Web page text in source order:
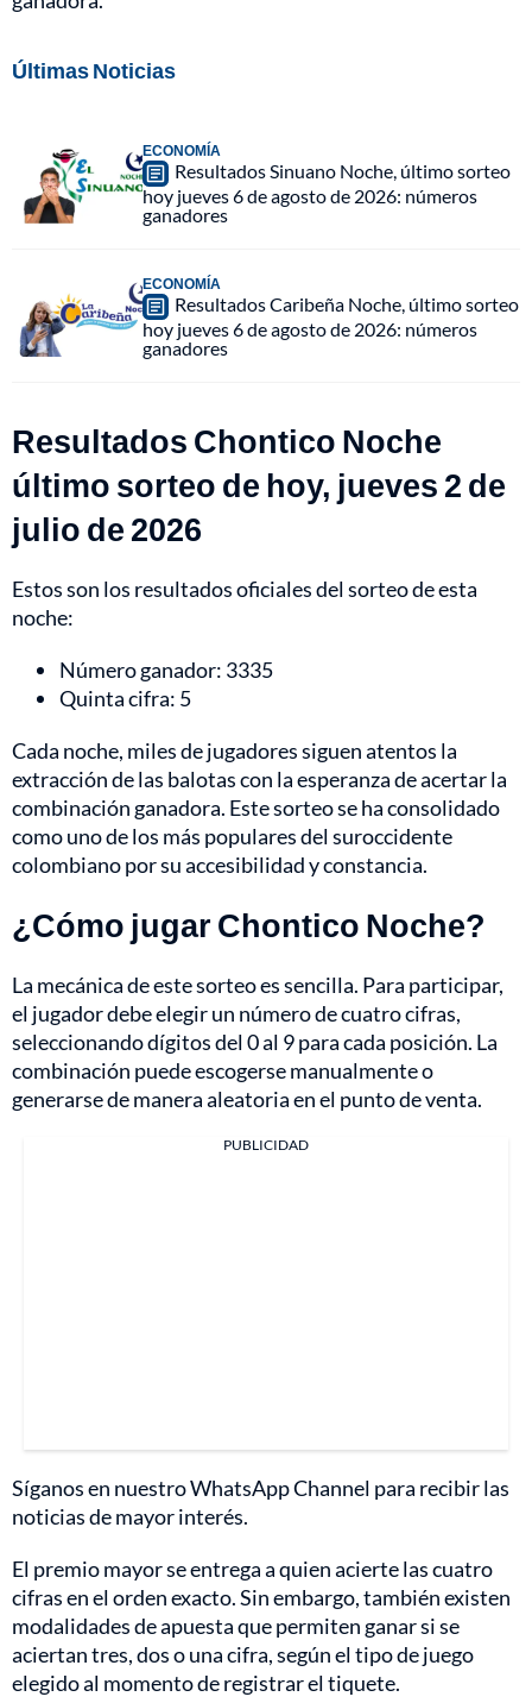
Últimas Noticias
ECONOMÍA
Resultados Sinuano Noche, último sorteo
hoy jueves 6 de agosto de 2026: números
ganadores
ECONOMÍA
Resultados Caribeña Noche, último sorteo
hoy jueves 6 de agosto de 2026: números
ganadores
Resultados Chontico Noche
último sorteo de hoy, jueves 2 de
julio de 2026
Estos son los resultados oficiales del sorteo de esta
noche:
Número ganador: 3335
Quinta cifra: 5
Cada noche, miles de jugadores siguen atentos la
extracción de las balotas con la esperanza de acertar la
combinación ganadora. Este sorteo se ha consolidado
como uno de los más populares del suroccidente
colombiano por su accesibilidad y constancia.
¿Cómo jugar Chontico Noche?
La mecánica de este sorteo es sencilla. Para participar,
el jugador debe elegir un número de cuatro cifras,
seleccionando dígitos del 0 al 9 para cada posición. La
combinación puede escogerse manualmente o
generarse de manera aleatoria en el punto de venta.
PUBLICIDAD
Síganos en nuestro WhatsApp Channel para recibir las
noticias de mayor interés.
El premio mayor se entrega a quien acierte las cuatro
cifras en el orden exacto. Sin embargo, también existen
modalidades de apuesta que permiten ganar si se
aciertan tres, dos o una cifra, según el tipo de juego
elegido al momento de registrar el tiquete.